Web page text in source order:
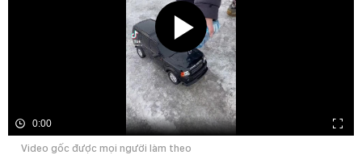
0:00
Video gốc được mọi người làm theo